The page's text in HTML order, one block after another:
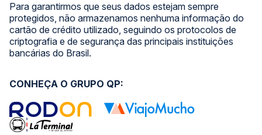
Para garantirmos que seus dados estejam sempre
protegidos, não armazenamos nenhuma informação do
cartão de crédito utilizado, seguindo os protocolos de
criptografia e de segurança das principais instituições
bancárias do Brasil.
CONHEÇA O GRUPO QP: